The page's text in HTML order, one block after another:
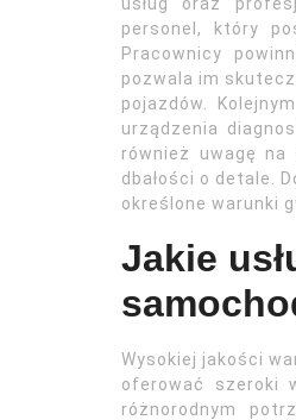
personel, który
Pracownicy
pozwala im
pojazdów.
urządzenia
również uwagę
dbałości o detale.
określone warunki
Jakie
Wysokiej jakości
oferować szeroki
różnorodnym